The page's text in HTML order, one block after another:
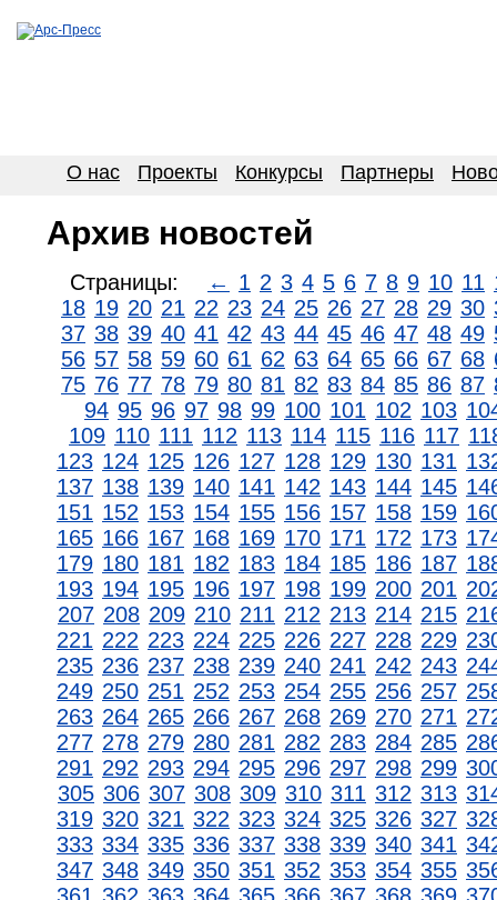
О нас Проекты Конкурсы Партнеры
Архив новостей
Страницы: ← 1 2 3 4 5 6 7 8 9 10 11
18 19 20 21 22 23 24 25 26 27 28 29 30
37 38 39 40 41 42 43 44 45 46 47 48 49
56 57 58 59 60 61 62 63 64 65 66 67 68
75 76 77 78 79 80 81 82 83 84 85 86 87
94 95 96 97 98 99 100 101 102 103
109 110 111 112 113 114 115 116 117
123 124 125 126 127 128 129 130 131
137 138 139 140 141 142 143 144 145
151 152 153 154 155 156 157 158 159
165 166 167 168 169 170 171 172 173
179 180 181 182 183 184 185 186 187
193 194 195 196 197 198 199 200 201
207 208 209 210 211 212 213 214 215
221 222 223 224 225 226 227 228 229
235 236 237 238 239 240 241 242 243
249 250 251 252 253 254 255 256 257
263 264 265 266 267 268 269 270 271
277 278 279 280 281 282 283 284 285
291 292 293 294 295 296 297 298 299
305 306 307 308 309 310 311 312 313
319 320 321 322 323 324 325 326 327
333 334 335 336 337 338 339 340 341
347 348 349 350 351 352 353 354 355